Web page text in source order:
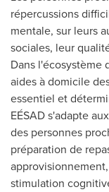
répercussions
mentale, sur leurs
sociales, leur
Dans l'écosystème
aides à domicile
essentiel et
EÉSAD s'adapte
des personnes
préparation de
stimulation